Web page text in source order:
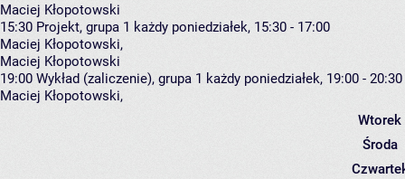
Maciej Kłopotowski
15:30 Projekt, grupa 1 każdy poniedziałek, 15:30 - 17:00
Maciej Kłopotowski,
Maciej Kłopotowski
19:00 Wykład (zaliczenie), grupa 1 każdy poniedziałek, 19:00 - 20:30
Maciej Kłopotowski,
Wtorek
Środa